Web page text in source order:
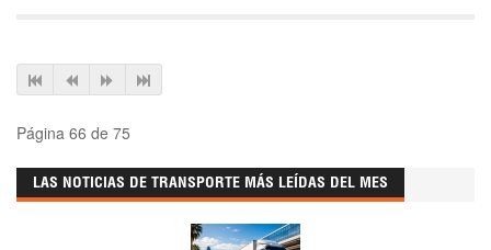
Página 66 de 75
LAS NOTICIAS DE TRANSPORTE MÁS LEÍDAS DEL MES